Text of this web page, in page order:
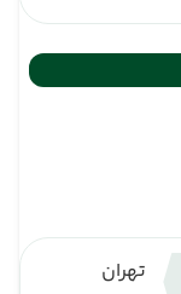
تهران